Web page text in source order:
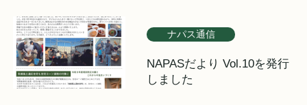
ナパス通信
NAPASだより Vol.10を発行
しました